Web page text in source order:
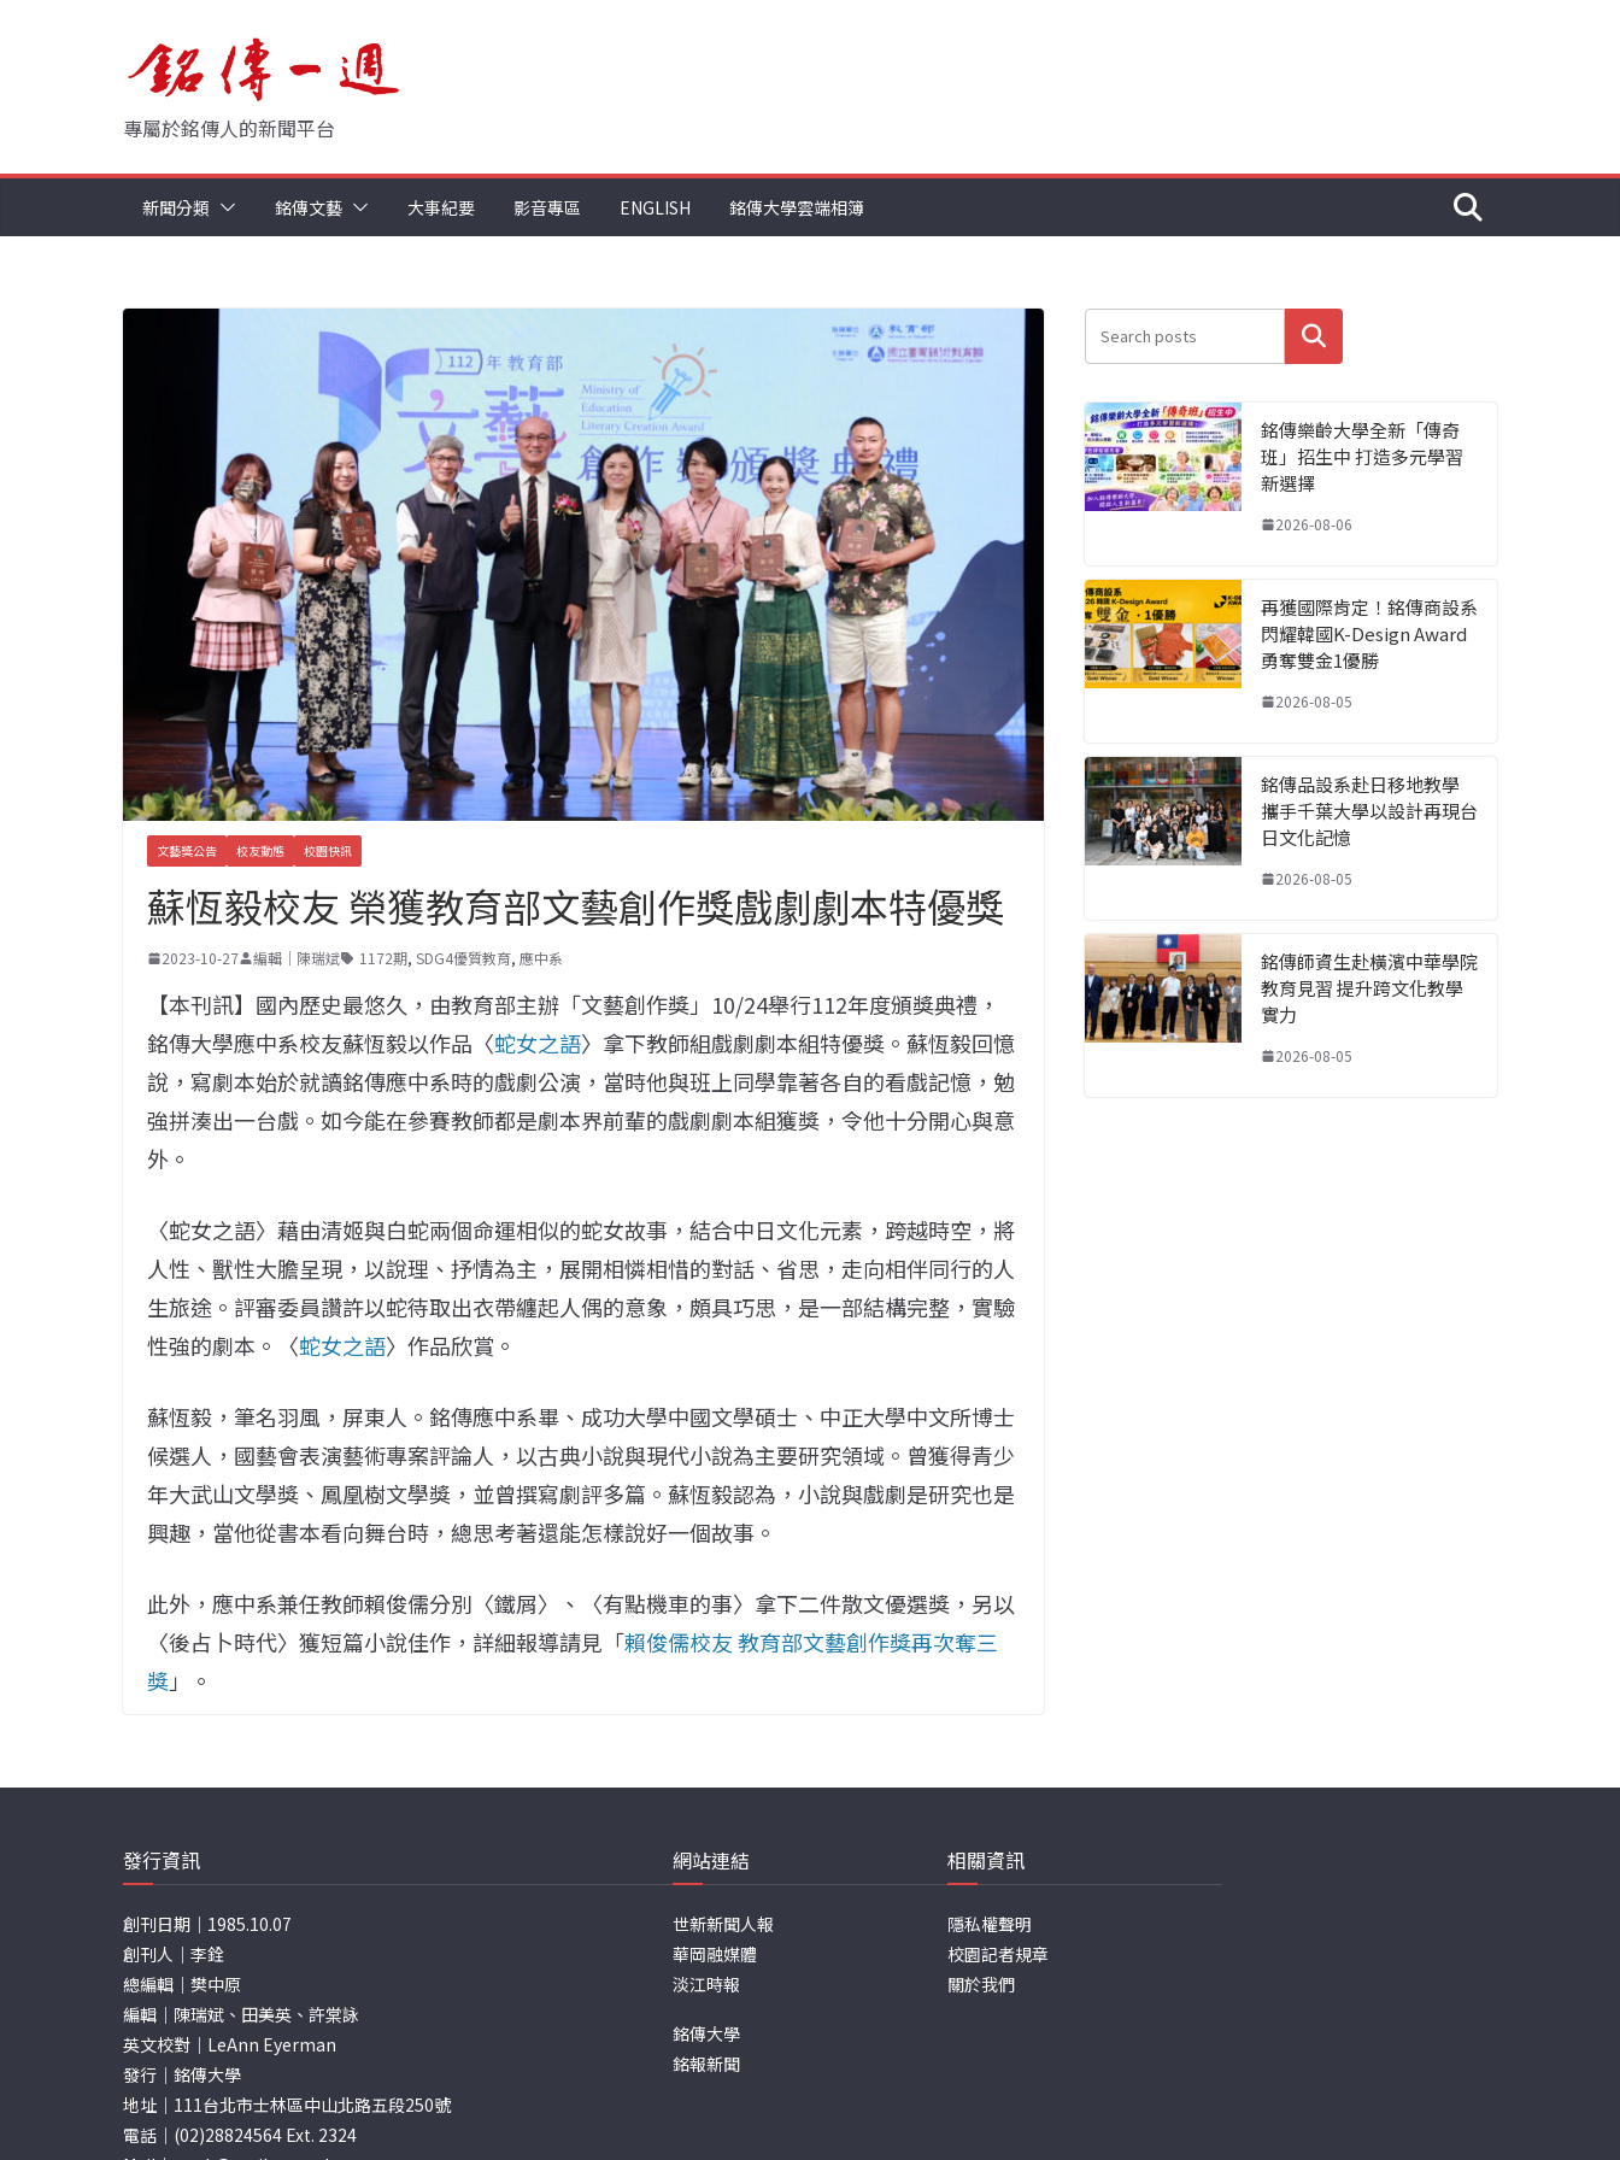
專屬於銘傳人的新聞平台
新聞分類 銘傳文藝 大事紀要 影音專區 ENGLISH 銘傳大學雲端相簿
文藝獎公告 校友動態 校園快訊
蘇恆毅校友 榮獲教育部文藝創作獎戲劇劇本特優獎
2023-10-27 編輯｜陳瑞斌 1172期, SDG4優質教育, 應中系
【本刊訊】國內歷史最悠久，由教育部主辦「文藝創作獎」10/24舉行112年度頒獎典禮，
銘傳大學應中系校友蘇恆毅以作品〈蛇女之語〉拿下教師組戲劇劇本組特優獎。蘇恆毅回憶
說，寫劇本始於就讀銘傳應中系時的戲劇公演，當時他與班上同學靠著各自的看戲記憶，勉
強拼湊出一台戲。如今能在參賽教師都是劇本界前輩的戲劇劇本組獲獎，令他十分開心與意
外。
〈蛇女之語〉藉由清姬與白蛇兩個命運相似的蛇女故事，結合中日文化元素，跨越時空，將
人性、獸性大膽呈現，以說理、抒情為主，展開相憐相惜的對話、省思，走向相伴同行的人
生旅途。評審委員讚許以蛇待取出衣帶纏起人偶的意象，頗具巧思，是一部結構完整，實驗
性強的劇本。〈蛇女之語〉作品欣賞。
蘇恆毅，筆名羽風，屏東人。銘傳應中系畢、成功大學中國文學碩士、中正大學中文所博士
候選人，國藝會表演藝術專案評論人，以古典小說與現代小說為主要研究領域。曾獲得青少
年大武山文學獎、鳳凰樹文學獎，並曾撰寫劇評多篇。蘇恆毅認為，小說與戲劇是研究也是
興趣，當他從書本看向舞台時，總思考著還能怎樣說好一個故事。
此外，應中系兼任教師賴俊儒分別〈鐵屑〉、〈有點機車的事〉拿下二件散文優選獎，另以
〈後占卜時代〉獲短篇小說佳作，詳細報導請見「賴俊儒校友 教育部文藝創作獎再次奪三
獎」。
搜尋
銘傳樂齡大學全新「傳奇
班」招生中 打造多元學習
新選擇
2026-08-06
再獲國際肯定！銘傳商設系
閃耀韓國K-Design Award
勇奪雙金1優勝
2026-08-05
銘傳品設系赴日移地教學
攜手千葉大學以設計再現台
日文化記憶
2026-08-05
銘傳師資生赴橫濱中華學院
教育見習 提升跨文化教學
實力
2026-08-05
發行資訊
創刊日期｜1985.10.07
創刊人｜李銓
總編輯｜樊中原
編輯｜陳瑞斌、田美英、許棠詠
英文校對｜LeAnn Eyerman
發行｜銘傳大學
地址｜111台北市士林區中山北路五段250號
電話｜(02)28824564 Ext. 2324
網站連結
世新新聞人報
華岡融媒體
淡江時報
銘傳大學
銘報新聞
相關資訊
隱私權聲明
校園記者規章
關於我們